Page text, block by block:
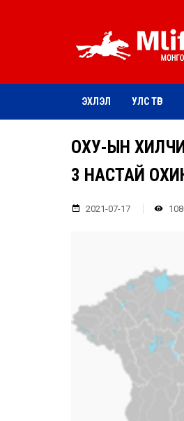
ЭХЛЭЛ УЛС ТӨР
ОХУ-ЫН
3 НАСТАЙ
2021-07-17